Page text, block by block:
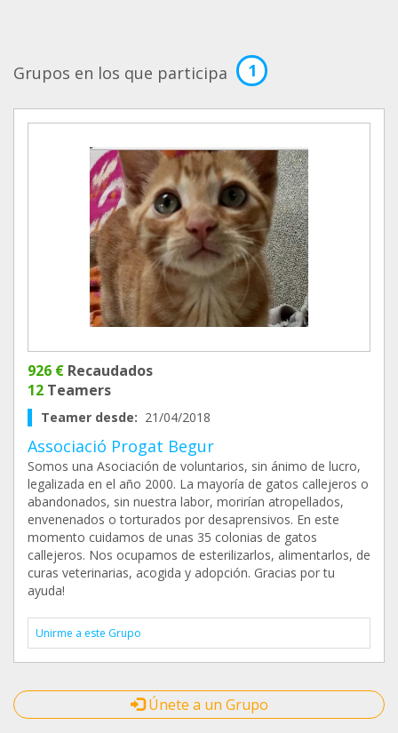
Grupos en los que participa 1
926 € Recaudados
12 Teamers
Teamer desde: 21/04/2018
Associació Progat Begur
Somos una Asociación de voluntarios, sin ánimo de lucro,
legalizada en el año 2000. La mayoría de gatos callejeros o
abandonados, sin nuestra labor, morirían atropellados,
envenenados o torturados por desaprensivos. En este
momento cuidamos de unas 35 colonias de gatos
callejeros. Nos ocupamos de esterilizarlos, alimentarlos, de
curas veterinarias, acogida y adopción. Gracias por tu
ayuda!
Unirme a este Grupo
Únete a un Grupo